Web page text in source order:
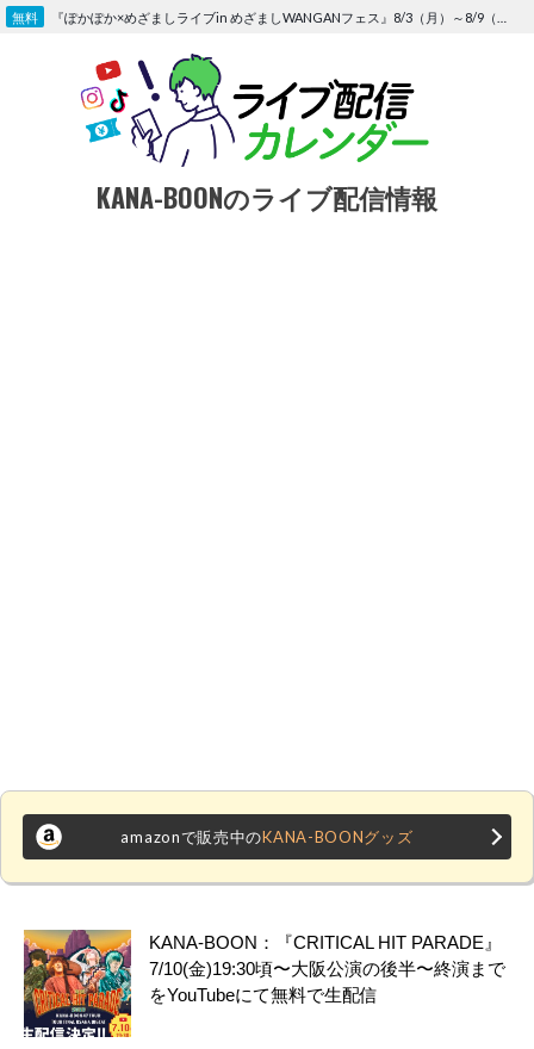
Skip
KANA-BOONのライブ配信情報
amazonで販売中のKANA-BOONグッズ
KANA-BOON：『CRITICAL HIT PARADE』
7/10(金)19:30頃〜大阪公演の後半〜終演まで
をYouTubeにて無料で生配信